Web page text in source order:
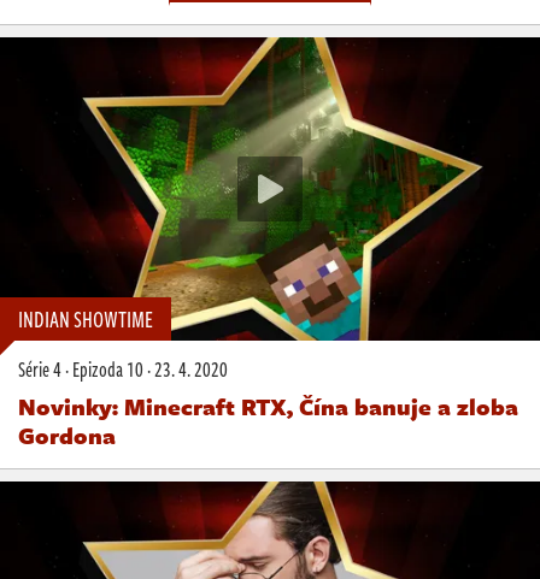
INDIAN SHOWTIME
Série 4·Epizoda 10·23. 4. 2020
Novinky: Minecraft RTX, Čína banuje a zloba
Gordona